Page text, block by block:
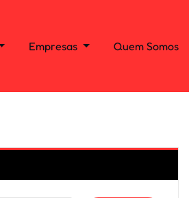
Empresas Quem Somos